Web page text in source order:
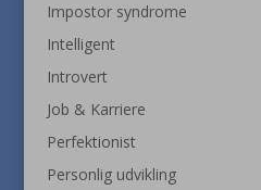
Impostor syndrome
Intelligent
Introvert
Job & Karriere
Perfektionist
Personlig udvikling